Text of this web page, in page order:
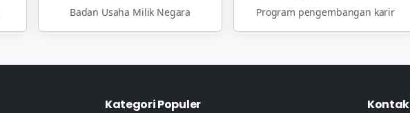
Badan Usaha Milik Negara Program pengembangan karir
Kategori Populer Kontak